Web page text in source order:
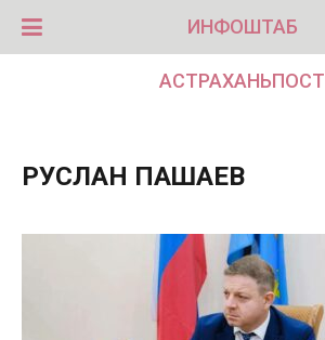
ИНФОШТАБ
АСТРАХАНЬПОСТ
РУСЛАН ПАШАЕВ